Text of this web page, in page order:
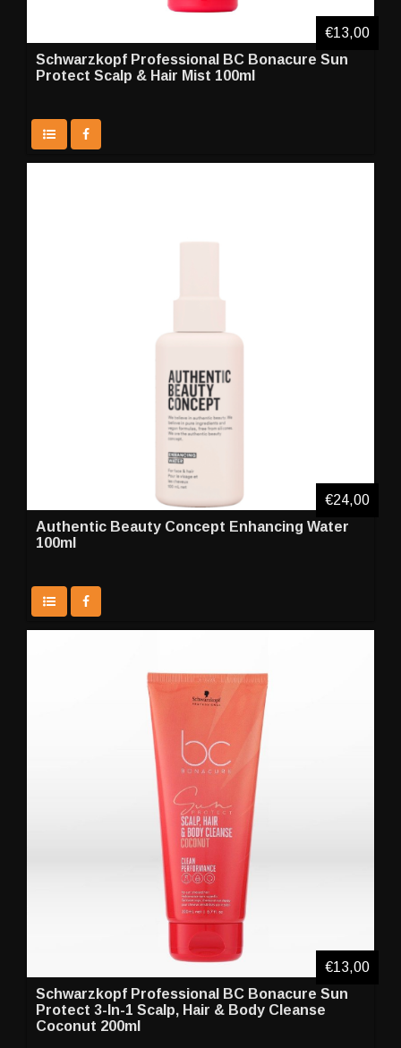
Schwarzkopf Professional BC Bonacure Sun
Protect Scalp & Hair Mist 100ml
€13,00
Authentic Beauty Concept Enhancing Water
100ml
€24,00
Schwarzkopf Professional BC Bonacure Sun
Protect 3-In-1 Scalp, Hair & Body Cleanse
Coconut 200ml
€13,00